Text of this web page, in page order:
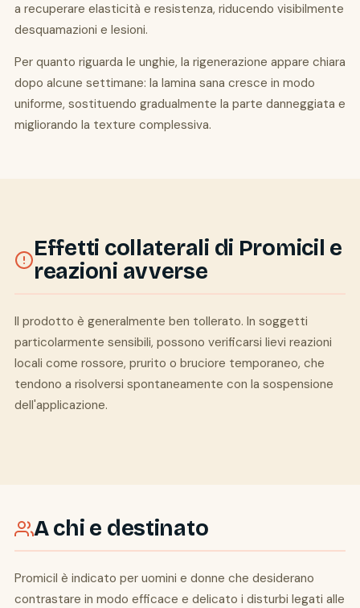
a recuperare elasticità e resistenza, riducendo visibilmente
desquamazioni e lesioni.
Per quanto riguarda le unghie, la rigenerazione appare chiara
dopo alcune settimane: la lamina sana cresce in modo
uniforme, sostituendo gradualmente la parte danneggiata e
migliorando la texture complessiva.
Effetti collaterali di Promicil e
reazioni avverse
Il prodotto è generalmente ben tollerato. In soggetti
particolarmente sensibili, possono verificarsi lievi reazioni
locali come rossore, prurito o bruciore temporaneo, che
tendono a risolversi spontaneamente con la sospensione
dell'applicazione.
A chi e destinato
Promicil è indicato per uomini e donne che desiderano
contrastare in modo efficace e delicato i disturbi legati alle